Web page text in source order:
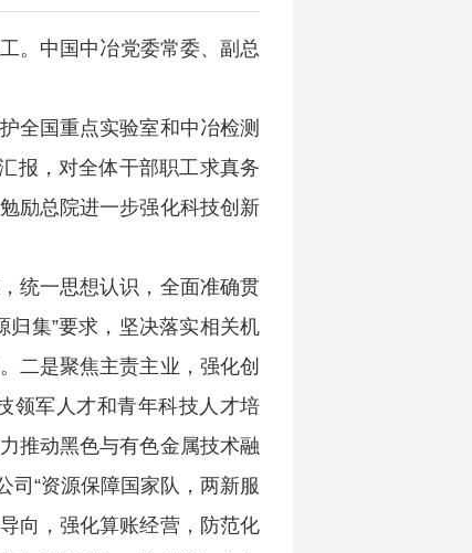
。中国中冶党委常委、副总
全国重点实验室和中冶检测
报，对全体干部职工求真务
励总院进一步强化科技创新
统一思想认识，全面准确贯
集”要求，坚决落实相关机
二是聚焦主责主业，强化创
领军人才和青年科技人才培
推动黑色与有色金属技术融
“资源保障国家队，两新服
向，强化算账经营，防范化